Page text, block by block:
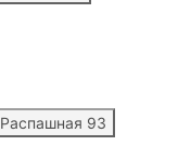
Распашная 93